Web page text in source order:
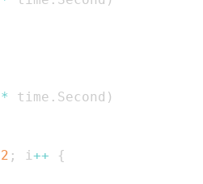
* time . Second )
2 ; i++
{